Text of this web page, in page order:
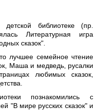
библиотеке (пр.
Литературная игра
сказок".
лучшее семейное чтение
Маша и медведь, русалки
любимых сказок,
познакомились с
"В мире русских сказок" и